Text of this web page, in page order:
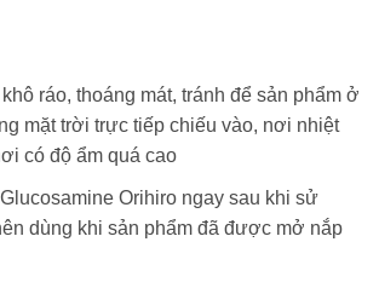
ráo, thoáng mát, tránh để sản phẩm ở
mặt trời trực tiếp chiếu vào, nơi nhiệt
có độ ẩm quá cao
Orihiro ngay sau khi sử
dùng khi sản phẩm đã được mở nắp